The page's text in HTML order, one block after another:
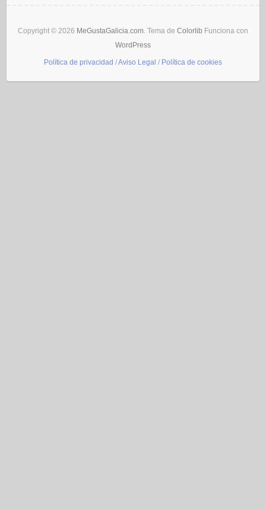
Copyright © 2026 MeGustaGalicia.com. Tema de Colorlib Funciona con
WordPress
Política de privacidad /Aviso Legal / Política de cookies